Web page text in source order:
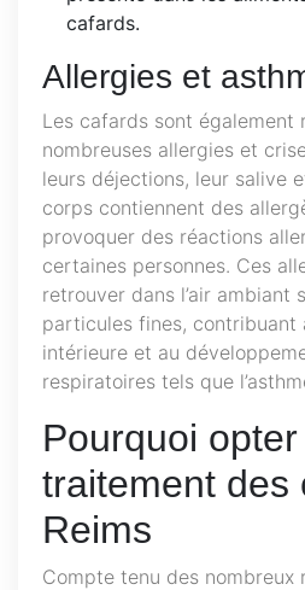
cafards.
Allergies et
Les cafards sont également
nombreuses allergies et
leurs déjections, leur salive
corps contiennent des
provoquer des réactions
certaines personnes. Ces
retrouver dans l’air ambiant
particules fines, contribuant
intérieure et au
respiratoires tels que
Pourquoi
traitement des
Reims
Compte tenu des nombreux